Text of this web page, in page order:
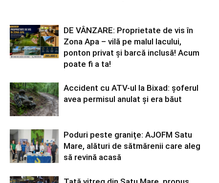
DE VÂNZARE: Proprietate de vis în
Zona Apa – vilă pe malul lacului,
ponton privat și barcă inclusă! Acum
poate fi a ta!
Accident cu ATV-ul la Bixad: șoferul
avea permisul anulat și era băut
Poduri peste granițe: AJOFM Satu
Mare, alături de sătmărenii care aleg
să revină acasă